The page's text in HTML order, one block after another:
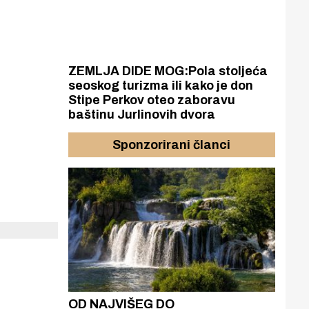
ZEMLJA DIDE MOG:Pola stoljeća
seoskog turizma ili kako je don
Stipe Perkov oteo zaboravu
baštinu Jurlinovih dvora
Sponzorirani članci
OD NAJVIŠEG DO